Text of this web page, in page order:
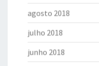
agosto 2018
julho 2018
junho 2018